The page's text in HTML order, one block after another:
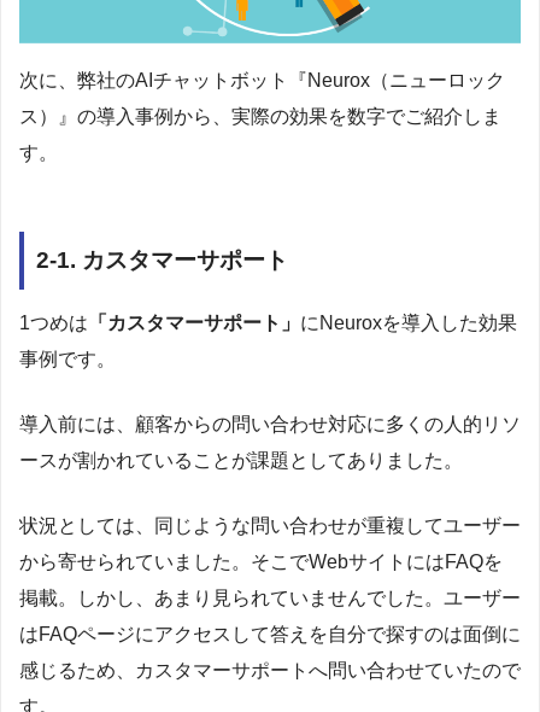
次に、弊社のAIチャットボット『Neurox（ニューロック
ス）』の導入事例から、実際の効果を数字でご紹介しま
す。
2-1. カスタマーサポート
1つめは 「カスタマーサポート」 にNeuroxを導入した効果
事例です。
導入前には、顧客からの問い合わせ対応に多くの人的リソ
ースが割かれていることが課題としてありました。
状況としては、同じような問い合わせが重複してユーザー
から寄せられていました。そこでWebサイトにはFAQを
掲載。しかし、あまり見られていませんでした。ユーザー
はFAQページにアクセスして答えを自分で探すのは面倒に
感じるため、カスタマーサポートへ問い合わせていたので
す。